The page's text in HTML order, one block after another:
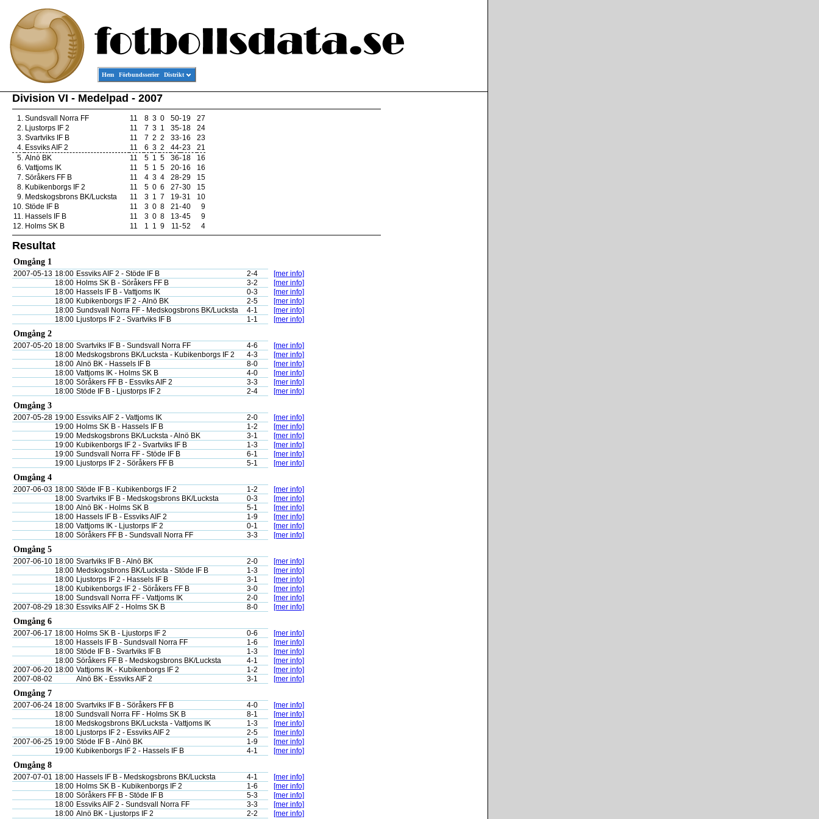
Hem Förbundsserier Distrikt
Division VI - Medelpad - 2007
1. Sundsvall Norra FF 11 8 3 0 50-19
27
2. Ljustorps IF 2 11 7 3 1 35-18
24
3. Svartviks IF B 11 7 2 2 33-16
23
4. Essviks AIF 2 11 6 3 2 44-23
21
5. Alnö BK 11 5 1 5 36-18
16
6. Vattjoms IK 11 5 1 5 20-16
16
7. Söråkers FF B 11 4 3 4 28-29
15
8. Kubikenborgs IF 2 11 5 0 6 27-30
15
9. Medskogsbrons BK/Lucksta 11 3 1 7 19-31
10
10. Stöde IF B 11 3 0 8 21-40
9
11. Hassels IF B 11 3 0 8 13-45
9
12. Holms SK B 11 1 1 9 11-52 4
Resultat
Omgång 1
2007-05-13 18:00 Essviks AIF 2 - Stöde IF B 2-4
[mer info]
18:00 Holms SK B - Söråkers FF B 3-2
[mer info]
18:00 Hassels IF B - Vattjoms IK 0-3
[mer info]
18:00 Kubikenborgs IF 2 - Alnö BK 2-5
[mer info]
18:00 Sundsvall Norra FF - Medskogsbrons BK/Lucksta 4-1
[mer info]
18:00 Ljustorps IF 2 - Svartviks IF B 1-1 [mer info]
Omgång 2
2007-05-20 18:00 Svartviks IF B - Sundsvall Norra FF 4-6
[mer info]
18:00 Medskogsbrons BK/Lucksta - Kubikenborgs IF 2 4-3
[mer info]
18:00 Alnö BK - Hassels IF B 8-0
[mer info]
18:00 Vattjoms IK - Holms SK B 4-0
[mer info]
18:00 Söråkers FF B - Essviks AIF 2 3-3
[mer info]
18:00 Stöde IF B - Ljustorps IF 2 2-4 [mer info]
Omgång 3
2007-05-28 19:00 Essviks AIF 2 - Vattjoms IK 2-0
[mer info]
19:00 Holms SK B - Hassels IF B 1-2
[mer info]
19:00 Medskogsbrons BK/Lucksta - Alnö BK 3-1
[mer info]
19:00 Kubikenborgs IF 2 - Svartviks IF B 1-3
[mer info]
19:00 Sundsvall Norra FF - Stöde IF B 6-1
[mer info]
19:00 Ljustorps IF 2 - Söråkers FF B 5-1 [mer info]
Omgång 4
2007-06-03 18:00 Stöde IF B - Kubikenborgs IF 2 1-2
[mer info]
18:00 Svartviks IF B - Medskogsbrons BK/Lucksta 0-3
[mer info]
18:00 Alnö BK - Holms SK B 5-1
[mer info]
18:00 Hassels IF B - Essviks AIF 2 1-9
[mer info]
18:00 Vattjoms IK - Ljustorps IF 2 0-1
[mer info]
18:00 Söråkers FF B - Sundsvall Norra FF 3-3 [mer info]
Omgång 5
2007-06-10 18:00 Svartviks IF B - Alnö BK 2-0
[mer info]
18:00 Medskogsbrons BK/Lucksta - Stöde IF B 1-3
[mer info]
18:00 Ljustorps IF 2 - Hassels IF B 3-1
[mer info]
18:00 Kubikenborgs IF 2 - Söråkers FF B 3-0
[mer info]
18:00 Sundsvall Norra FF - Vattjoms IK 2-0
[mer info]
2007-08-29 18:30 Essviks AIF 2 - Holms SK B 8-0 [mer info]
Omgång 6
2007-06-17 18:00 Holms SK B - Ljustorps IF 2 0-6
[mer info]
18:00 Hassels IF B - Sundsvall Norra FF 1-6
[mer info]
18:00 Stöde IF B - Svartviks IF B 1-3
[mer info]
18:00 Söråkers FF B - Medskogsbrons BK/Lucksta 4-1
[mer info]
2007-06-20 18:00 Vattjoms IK - Kubikenborgs IF 2 1-2
[mer info]
2007-08-02
Alnö BK - Essviks AIF 2 3-1 [mer info]
Omgång 7
2007-06-24 18:00 Svartviks IF B - Söråkers FF B 4-0
[mer info]
18:00 Sundsvall Norra FF - Holms SK B 8-1
[mer info]
18:00 Medskogsbrons BK/Lucksta - Vattjoms IK 1-3
[mer info]
18:00 Ljustorps IF 2 - Essviks AIF 2 2-5
[mer info]
2007-06-25 19:00 Stöde IF B - Alnö BK 1-9
[mer info]
19:00 Kubikenborgs IF 2 - Hassels IF B 4-1 [mer info]
Omgång 8
2007-07-01 18:00 Hassels IF B - Medskogsbrons BK/Lucksta 4-1
[mer info]
18:00 Holms SK B - Kubikenborgs IF 2 1-6
[mer info]
18:00 Söråkers FF B - Stöde IF B 5-3
[mer info]
18:00 Essviks AIF 2 - Sundsvall Norra FF 3-3
[mer info]
18:00 Alnö BK - Ljustorps IF 2 2-2
[mer info]